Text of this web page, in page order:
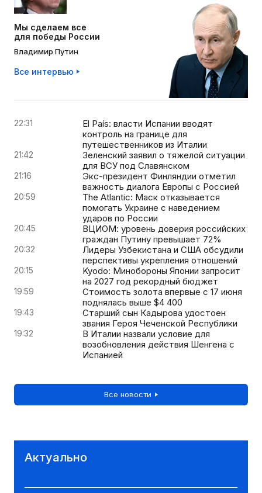
Мы сделаем все
для победы России
Владимир Путин
Все интервью
22:31
El País: власти Испании вводят
контроль на границе для
путешественников из Италии
21:42
Зеленский заявил о тяжелой ситуации
для ВСУ под Славянском
21:16
Экс-президент Финляндии отметил
важность диалога Европы с Россией
20:59
The Atlantic: Маск отказывается
помогать Украине с наведением
ударов по России
20:45
ВЦИОМ: уровень доверия российских
граждан Путину превышает 72%
20:32
Лидеры Узбекистана и США обсудили
перспективы укрепления отношений
20:15
Kyodo: Минобороны Японии запросит
на 2027 год рекордный бюджет
19:59
Стоимость золота впервые с 17 июня
поднялась выше $4 400
19:43
Старший сын Кадырова удостоен
звания Героя Чеченской Республики
19:32
В Италии назвали условие для
возобновления действия Шенгена с
Испанией
Все новости
Актуально